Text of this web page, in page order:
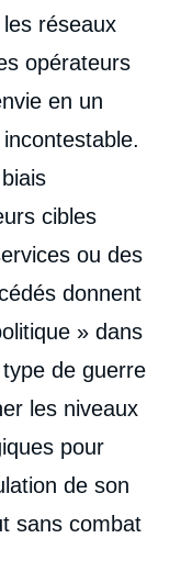
réseaux
opérateurs
en un
cibles
ou des
donnent
» dans
de guerre
les niveaux
pour
de son
sans combat